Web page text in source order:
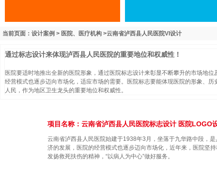
当前页面：设计案例 > 医院、医疗机构 >云南省泸西县人民医院VI设计
通过标志设计来体现泸西县人民医院的重要地位和权威性！
医院要适时地推出全新的医院形象，通过医院标志设计来彰显不断攀升的市场地
经营模式也逐步迈向市场化，适应市场的需要。医院标志要能体现医院的形象、
人民，作为地区卫生龙头的重要地位和权威性。
项目名称：云南省泸西县人民医院标志设计 医院LOGO
云南省泸西县人民医院始建于1938年3月，坐落于九华路中段，
济的发展，医院的经营模式也逐步迈向市场化，近年来，医院坚
发扬救死扶伤的精神，“以病人为中心”做好服务。